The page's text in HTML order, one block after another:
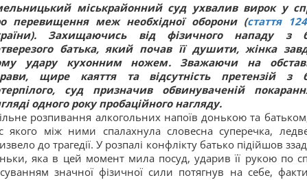
міськрайонний суд ухвалив вирок у
перевищення меж необхідної оборони (стаття 124
Захищаючись від фізичного нападу з
батька, який почав її душити, жінка
удару кухонним ножем. Зважаючи на
щире каяття та відсутність претензій з
суд призначив обвинуваченій
одного року пробаційного нагляду.
розпивання алкогольних напоїв донькою та
якого між ними спалахнула словесна суперечка,
до трагедії. У розпалі конфлікту батько підійшов
яка в цей момент мила посуд, ударив її рукою по
значної фізичної сили потягнув на себе,